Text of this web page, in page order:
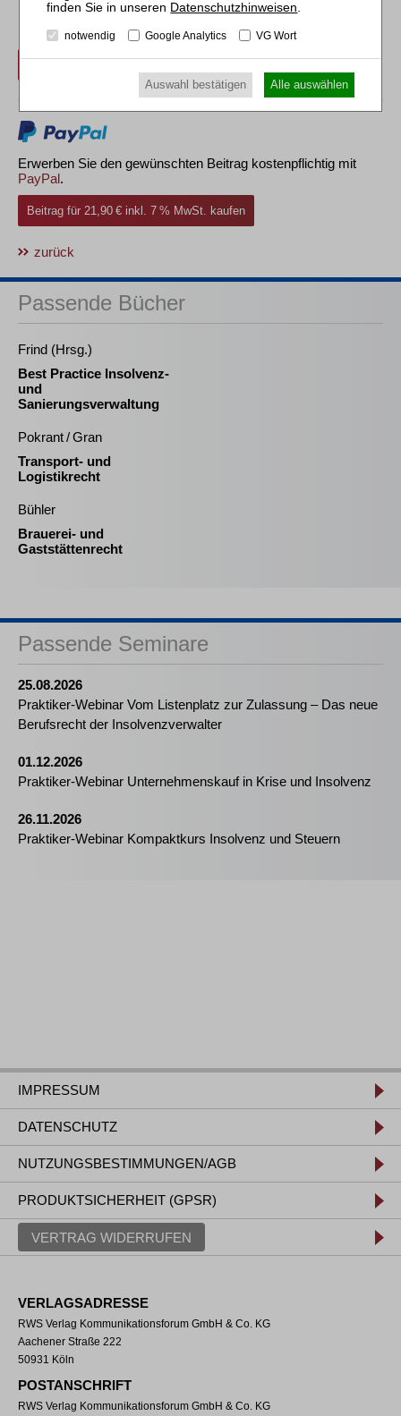
Erwerben Sie den gewünschten Beitrag kostenpflichtig per
Rechnung.
Erwerben Sie den gewünschten Beitrag kostenpflichtig mit
PayPal.
Beitrag für 21,90 € inkl. 7 % MwSt. kaufen
zurück
Passende Bücher
Frind (Hrsg.)
Best Practice Insolvenz-
und
Sanierungsverwaltung
Pokrant / Gran
Transport- und
Logistikrecht
Bühler
Brauerei- und
Gaststättenrecht
Passende Seminare
25.08.2026
Praktiker-Webinar Vom Listenplatz zur Zulassung – Das neue
Berufsrecht der Insolvenzverwalter
01.12.2026
Praktiker-Webinar Unternehmenskauf in Krise und Insolvenz
26.11.2026
Praktiker-Webinar Kompaktkurs Insolvenz und Steuern
IMPRESSUM
DATENSCHUTZ
NUTZUNGSBESTIMMUNGEN/AGB
PRODUKTSICHERHEIT (GPSR)
VERTRAG WIDERRUFEN
VERLAGSADRESSE
RWS Verlag Kommunikationsforum GmbH & Co. KG
Aachener Straße 222
50931 Köln
POSTANSCHRIFT
RWS Verlag Kommunikationsforum GmbH & Co. KG
Datenschutzhinweisen.
notwendig Google Analytics VG Wort
Auswahl bestätigen Alle auswählen